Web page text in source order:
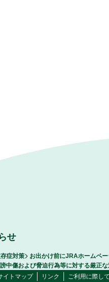
せ
症対策
お出かけ前にJRAホームペ
中傷および脅迫行為等に対する厳正
イトマップ リンク ご利用に際し